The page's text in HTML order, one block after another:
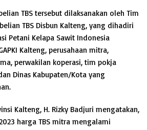
TBS tersebut dilaksanakan oleh Tim
TBS Disbun Kalteng, yang dihadiri
Petani Kelapa Sawit Indonesia
Kalteng, perusahaan mitra,
perwakilan koperasi, tim pokja
Dinas Kabupaten/Kota yang
Kalteng, H. Rizky Badjuri mengatakan,
harga TBS mitra mengalami